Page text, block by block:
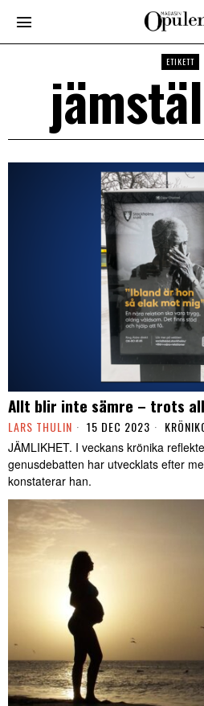
ETIKETT
Allt blir inte sämre – trots
LARS THULIN 15 DEC 2023
JÄMLIKHET. I veckans krönika
genusdebatten har utvecklats efter
konstaterar han.